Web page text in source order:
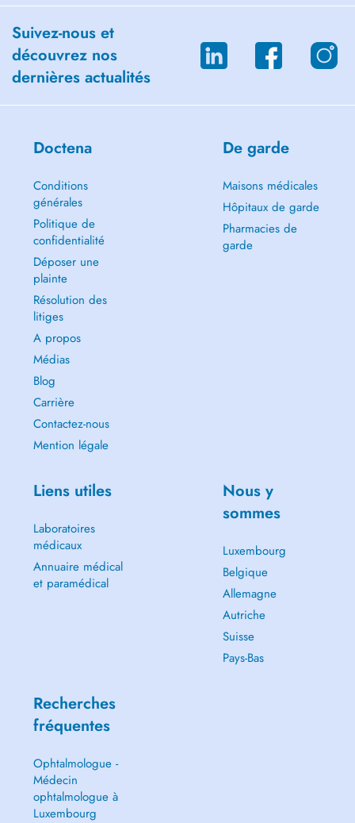
Suivez-nous et
découvrez nos
dernières actualités
Doctena
Conditions
générales
Politique de
confidentialité
Déposer une
plainte
Résolution des
litiges
A propos
Médias
Blog
Carrière
Contactez-nous
Mention légale
De garde
Maisons médicales
Hôpitaux de garde
Pharmacies de
garde
Liens utiles
Laboratoires
médicaux
Annuaire médical
et paramédical
Nous y
sommes
Luxembourg
Belgique
Allemagne
Autriche
Suisse
Pays-Bas
Recherches
fréquentes
Ophtalmologue -
Médecin
ophtalmologue à
Luxembourg